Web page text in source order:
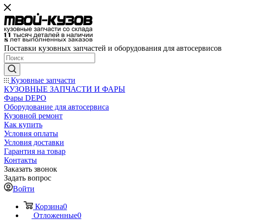
Поставки кузовных запчастей и оборудования для автосервисов
Кузовные запчасти
КУЗОВНЫЕ ЗАПЧАСТИ И ФАРЫ
Фары DEPO
Оборудование для автосервиса
Кузовной ремонт
Как купить
Условия оплаты
Условия доставки
Гарантия на товар
Контакты
Заказать звонок
Задать вопрос
Войти
Корзина0
Отложенные0